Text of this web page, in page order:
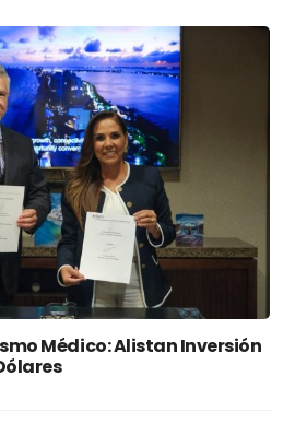
Médico: Alistan Inversión